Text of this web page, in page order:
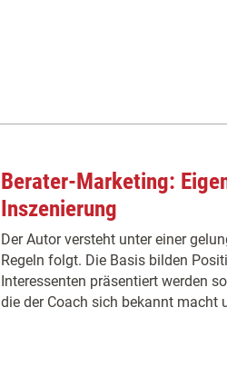
Berater-Marketing:
Inszenierung
Der Autor versteht unter einer
Regeln folgt. Die Basis bilden
Interessenten präsentiert werden
die der Coach sich bekannt macht